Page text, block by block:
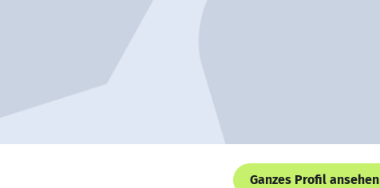
Ganzes Profil ansehen